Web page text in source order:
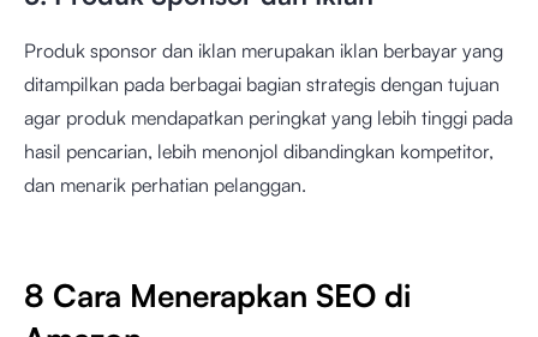
Produk sponsor dan iklan merupakan iklan berbayar yang
ditampilkan pada berbagai bagian strategis dengan tujuan
agar produk mendapatkan peringkat yang lebih tinggi pada
hasil pencarian, lebih menonjol dibandingkan kompetitor,
dan menarik perhatian pelanggan.
8 Cara Menerapkan SEO di